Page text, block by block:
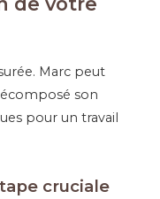
Marc peut
son
pour un travail
cruciale